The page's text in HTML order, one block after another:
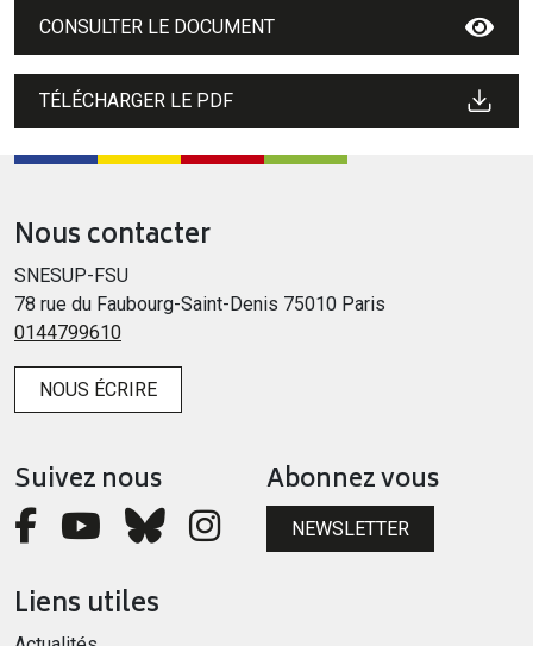
CONSULTER LE DOCUMENT
TÉLÉCHARGER LE PDF
Nous contacter
SNESUP-FSU
78 rue du Faubourg-Saint-Denis 75010 Paris
0144799610
NOUS ÉCRIRE
Suivez nous Abonnez vous
NEWSLETTER
Liens utiles